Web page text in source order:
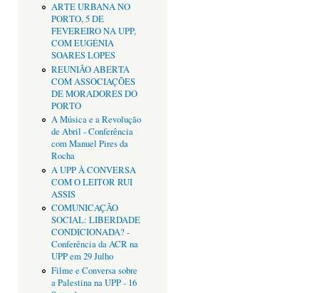
ARTE URBANA NO
PORTO, 5 DE
FEVEREIRO NA UPP,
COM EUGÉNIA
SOARES LOPES
REUNIÃO ABERTA
COM ASSOCIAÇÕES
DE MORADORES DO
PORTO
A Música e a Revolução
de Abril - Conferência
com Manuel Pires da
Rocha
A UPP À CONVERSA
COM O LEITOR RUI
ASSIS
COMUNICAÇÃO
SOCIAL: LIBERDADE
CONDICIONADA? -
Conferência da ACR na
UPP em 29 Julho
Filme e Conversa sobre
a Palestina na UPP - 16